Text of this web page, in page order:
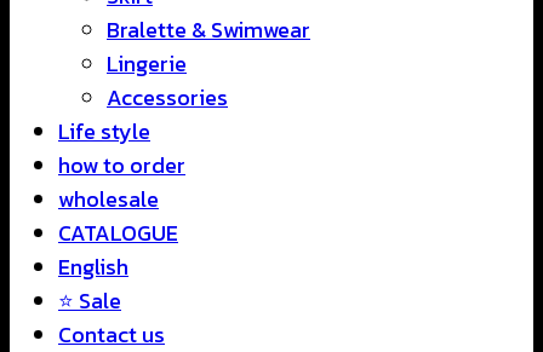
Bralette & Swimwear
Lingerie
Accessories
Life style
how to order
wholesale
CATALOGUE
English
⭐ Sale
Contact us